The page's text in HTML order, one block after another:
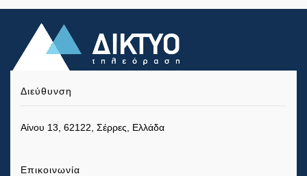
Διεύθυνση
Αίνου 13, 62122, Σέρρες, Ελλάδα
Επικοινωνία